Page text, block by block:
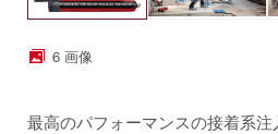
6 画像
最高のパフォーマンスの接着系